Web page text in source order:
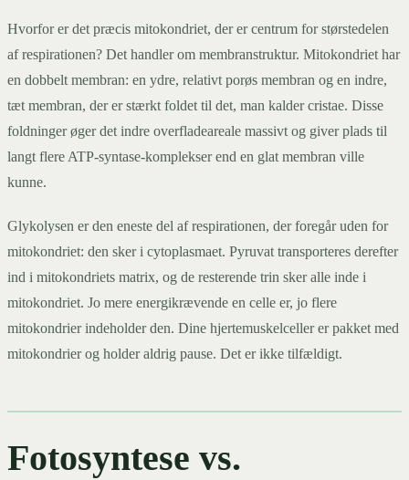
Hvorfor er det præcis mitokondriet, der er centrum for størstedelen
af respirationen? Det handler om membranstruktur. Mitokondriet har
en dobbelt membran: en ydre, relativt porøs membran og en indre,
tæt membran, der er stærkt foldet til det, man kalder cristae. Disse
foldninger øger det indre overfladeareale massivt og giver plads til
langt flere ATP-syntase-komplekser end en glat membran ville
kunne.
Glykolysen er den eneste del af respirationen, der foregår uden for
mitokondriet: den sker i cytoplasmaet. Pyruvat transporteres derefter
ind i mitokondriets matrix, og de resterende trin sker alle inde i
mitokondriet. Jo mere energikrævende en celle er, jo flere
mitokondrier indeholder den. Dine hjertemuskelceller er pakket med
mitokondrier og holder aldrig pause. Det er ikke tilfældigt.
Fotosyntese vs.